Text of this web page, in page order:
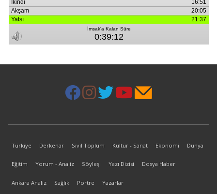
Türkiye Derkenar Sivil Toplum Kültür - Sanat Ekonomi Dünya
Eğitim Yorum - Analiz Söyleşi Yazı Dizisi Dosya Haber
Ankara Analiz Sağlık Portre Yazarlar